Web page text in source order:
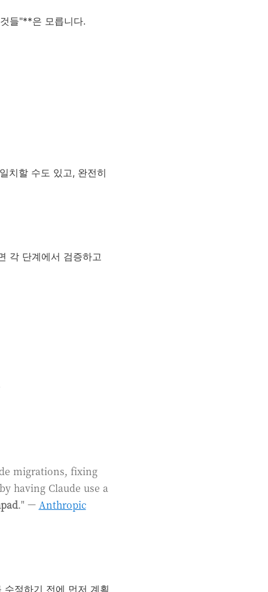
들"**은 모릅니다.
치할 수도 있고, 완전히
각 단계에서 검증하고
migrations, fixing
having Claude use a
." — Anthropic
정하기 전에 먼저 계획